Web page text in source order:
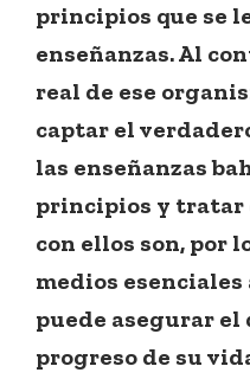
principios que se
enseñanzas. Al
real de ese
captar el
las enseñanzas
principios y tratar
con ellos son, por
medios
puede asegurar el
progreso de su